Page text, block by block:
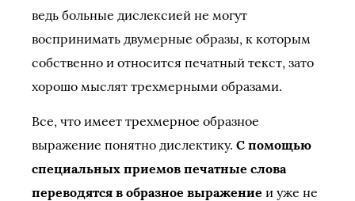
ведь больные дислексией не могут
воспринимать двумерные образы, к которым
собственно и относится печатный текст, зато
хорошо мыслят трехмерными образами.
Все, что имеет трехмерное образное
выражение понятно дислектику. С помощью
специальных приемов печатные слова
переводятся в образное выражение и уже не